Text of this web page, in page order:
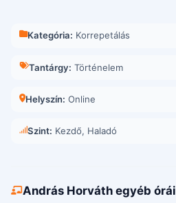
Kategória: Korrepetálás
Tantárgy: Történelem
Helyszín: Online
Szint: Kezdő, Haladó
András Horváth egyéb órái